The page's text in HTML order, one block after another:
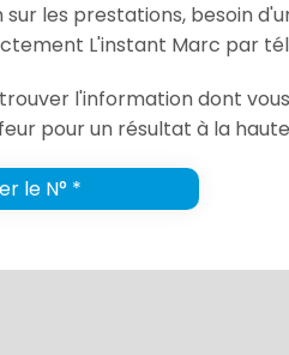
sur les prestations, besoin
L'instant Marc par
l'information dont
pour un résultat à la
le N° *